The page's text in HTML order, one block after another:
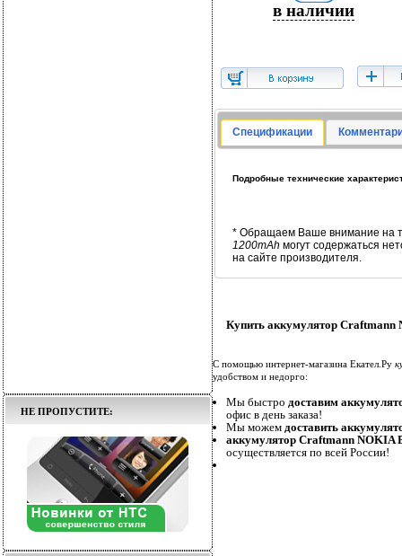
НЕ ПРОПУСТИТЕ:
в наличии
Спецификации
Подробные технические
* Обращаем Ваше внимание на
1200mAh могут содержаться
на сайте производителя.
Купить аккумулятор Craftmann
С помощью интернет-магазина Екател.Ру
удобством и недорго:
Мы быстро доставим
офис в день заказа!
Мы можем доставить
аккумулятор Craftmann NOKIA
осуществляется по всей России!